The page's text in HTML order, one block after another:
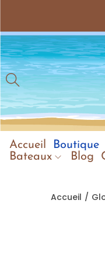
Accueil Boutique
Bateaux
Blog
Accueil /